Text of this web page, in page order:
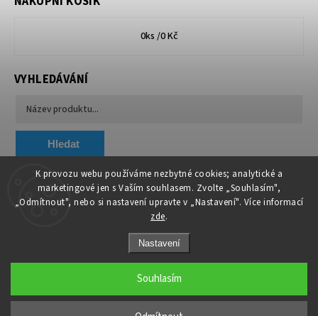
K provozu webu používáme nezbytné cookies; analytické a
marketingové jen s Vaším souhlasem. Zvolte „Souhlasím",
„Odmítnout", nebo si nastavení upravte v „Nastavení". Více informací
zde.
Nastavení
Souhlasím
0ks /0 Kč
VYHLEDÁVÁNÍ
Hledat
Chytit a koupit VA & MA, s.r.o.
Upravit nastavení cookies